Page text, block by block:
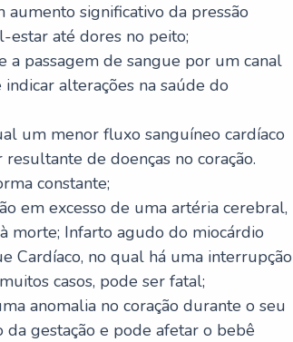
significativo da pressão
estar até dores no peito;
passagem de sangue por um canal
alterações na saúde do
um menor fluxo sanguíneo cardíaco
de doenças no coração.
constante;
em excesso de uma artéria cerebral,
morte; Infarto agudo do miocárdio
Cardíaco, no qual há uma interrupção
casos, pode ser fatal;
anomalia no coração durante o seu
da gestação e pode afetar o bebê